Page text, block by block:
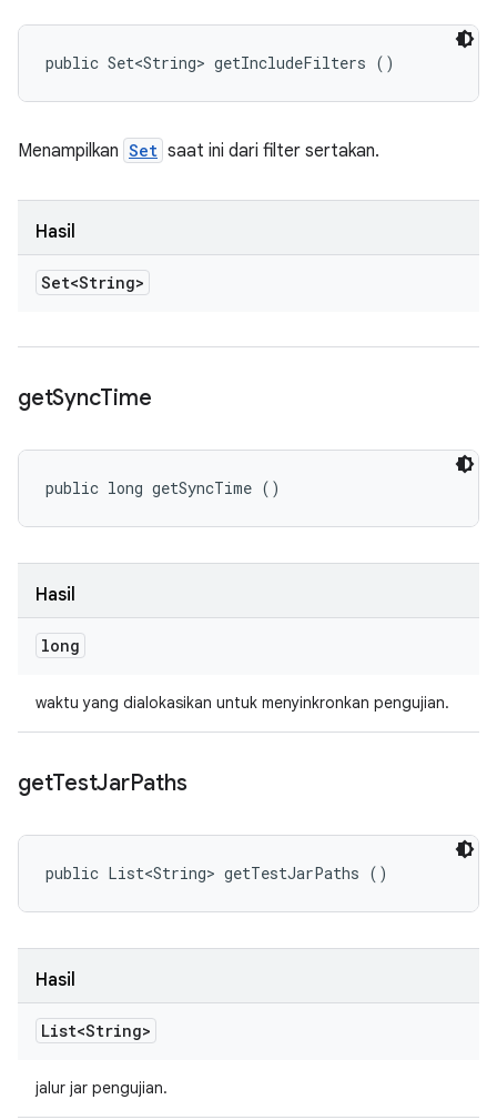
public Set<String> getIncludeFilters ()
Menampilkan Set saat ini dari filter sertakan.
Hasil
Set<String>
getSyncTime
public long getSyncTime ()
Hasil
long
waktu yang dialokasikan untuk menyinkronkan pengujian.
getTestJarPaths
public List<String> getTestJarPaths ()
Hasil
List<String>
jalur jar pengujian.